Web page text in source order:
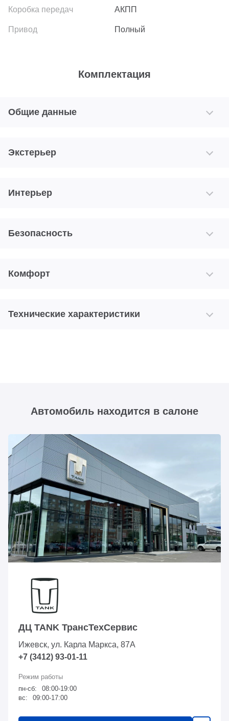
АКПП
Полный
Комплектация
Общие данные
Экстерьер
Интерьер
Безопасность
Комфорт
Технические характеристики
Автомобиль находится в салоне
ДЦ TANK ТрансТехСервис
Ижевск, ул. Карла Маркса, 87А
+7 (3412) 93-01-11
пн-сб:
08:00-19:00
вс:
09:00-17:00